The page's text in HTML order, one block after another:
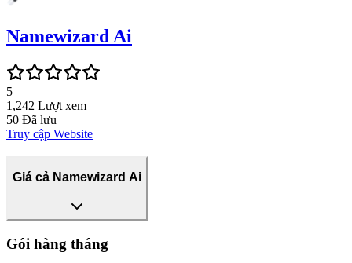
Namewizard Ai
5
1,242 Lượt xem
50 Đã lưu
Truy cập Website
Giá cả Namewizard Ai
Gói hàng tháng